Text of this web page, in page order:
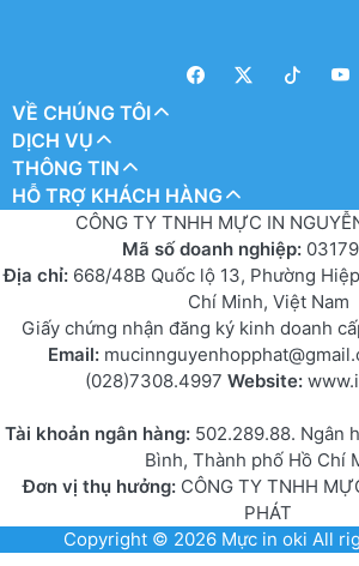
VỀ CHÚNG TÔI
DỊCH VỤ
THÔNG TIN
HỖ TRỢ KHÁCH HÀNG
CÔNG TY TNHH MỰC IN
Mã số doanh nghiệp:
Địa chỉ: 668/48B Quốc lộ 13, Phường
Chí Minh, Việt Nam
Giấy chứng nhận đăng ký kinh doanh
Email:
(028)7308.4997 Website:
Tài khoản ngân hàng: 502.289.88. Ngân
Bình, Thành phố Hồ Chí
Đơn vị thụ hưởng:CÔNG TY TNHH
PHÁT
Copyright © 2026 Mực in oki All